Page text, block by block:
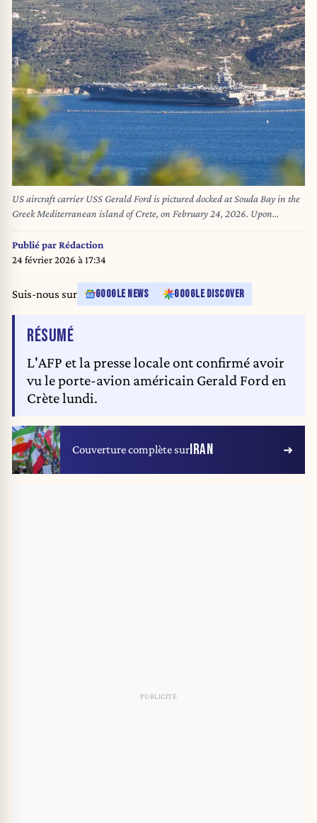
US aircraft carrier USS Gerald Ford is pictured docked at Souda Bay in the
Greek Mediterranean island of Crete, on February 24, 2026. Upon
military orders by US President Donald Trump, the world's largest vessel is
on its way to the Middle East to join 13 more warships stationed in the
region: the aircraft carrier USS Abraham Lincoln, which arrived late last
Publié parRédaction
24 février 2026 à 17:34
Suis-nous sur GOOGLE NEWS GOOGLE DISCOVER
RÉSUMÉDE L'ARTICLE
L'AFP et la presse locale ont confirmé avoir
vu le porte-avion américain Gerald Ford en
Crète lundi.
Couverture complète surIRAN